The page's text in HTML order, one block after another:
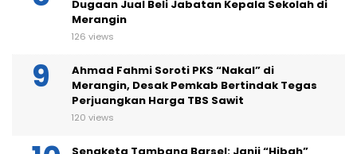
AMBPM Turun Lagi, Tuntut Penuntasan
Dugaan Jual Beli Jabatan Kepala Sekolah di
Merangin
Ahmad Fahmi Soroti PKS “Nakal” di
Merangin, Desak Pemkab Bertindak Tegas
Perjuangkan Harga TBS Sawit